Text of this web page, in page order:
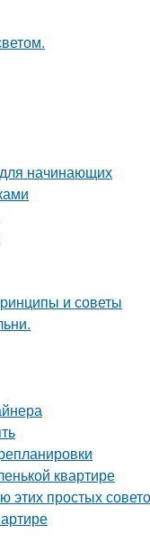
начинающих
и советы
квартире
этих простых